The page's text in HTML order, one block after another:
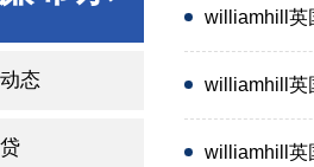
态
williamhill英
williamhill英
williamhill英